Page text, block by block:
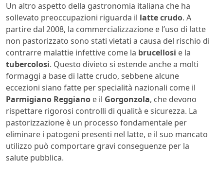
Un altro aspetto della gastronomia italiana che ha
sollevato preoccupazioni riguarda il latte crudo. A
partire dal 2008, la commercializzazione e l’uso di latte
non pastorizzato sono stati vietati a causa del rischio di
contrarre malattie infettive come la brucellosi e la
tubercolosi. Questo divieto si estende anche a molti
formaggi a base di latte crudo, sebbene alcune
eccezioni siano fatte per specialità nazionali come il
Parmigiano Reggiano e il Gorgonzola, che devono
rispettare rigorosi controlli di qualità e sicurezza. La
pastorizzazione è un processo fondamentale per
eliminare i patogeni presenti nel latte, e il suo mancato
utilizzo può comportare gravi conseguenze per la
salute pubblica.